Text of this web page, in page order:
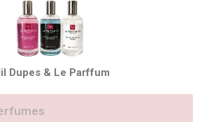
Dupes & Le Parffum